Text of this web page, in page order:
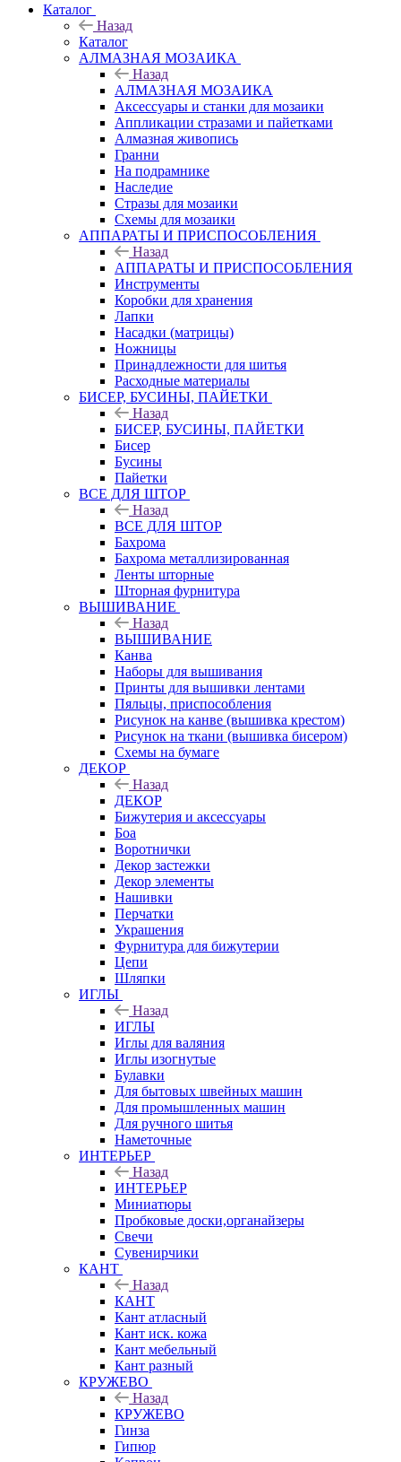
Каталог
Назад
Каталог
АЛМАЗНАЯ МОЗАИКА
Назад
АЛМАЗНАЯ МОЗАИКА
Аксессуары и станки для мозаики
Аппликации стразами и пайетками
Алмазная живопись
Гранни
На подрамнике
Наследие
Стразы для мозаики
Схемы для мозаики
АППАРАТЫ И ПРИСПОСОБЛЕНИЯ
Назад
АППАРАТЫ И ПРИСПОСОБЛЕНИЯ
Инструменты
Коробки для хранения
Лапки
Насадки (матрицы)
Ножницы
Принадлежности для шитья
Расходные материалы
БИСЕР, БУСИНЫ, ПАЙЕТКИ
Назад
БИСЕР, БУСИНЫ, ПАЙЕТКИ
Бисер
Бусины
Пайетки
ВСЕ ДЛЯ ШТОР
Назад
ВСЕ ДЛЯ ШТОР
Бахрома
Бахрома металлизированная
Ленты шторные
Шторная фурнитура
ВЫШИВАНИЕ
Назад
ВЫШИВАНИЕ
Канва
Наборы для вышивания
Принты для вышивки лентами
Пяльцы, приспособления
Рисунок на канве (вышивка крестом)
Рисунок на ткани (вышивка бисером)
Схемы на бумаге
ДЕКОР
Назад
ДЕКОР
Бижутерия и аксессуары
Боа
Воротнички
Декор застежки
Декор элементы
Нашивки
Перчатки
Украшения
Фурнитура для бижутерии
Цепи
Шляпки
ИГЛЫ
Назад
ИГЛЫ
Иглы для валяния
Иглы изогнутые
Булавки
Для бытовых швейных машин
Для промышленных машин
Для ручного шитья
Наметочные
ИНТЕРЬЕР
Назад
ИНТЕРЬЕР
Миниатюры
Пробковые доски,органайзеры
Свечи
Сувенирчики
КАНТ
Назад
КАНТ
Кант атласный
Кант иск. кожа
Кант мебельный
Кант разный
КРУЖЕВО
Назад
КРУЖЕВО
Гинза
Гипюр